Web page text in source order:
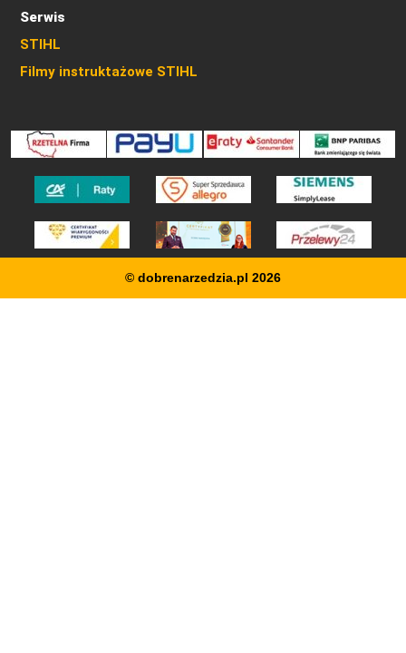
Serwis
STIHL
Filmy instruktażowe STIHL
© dobrenarzedzia.pl 2026